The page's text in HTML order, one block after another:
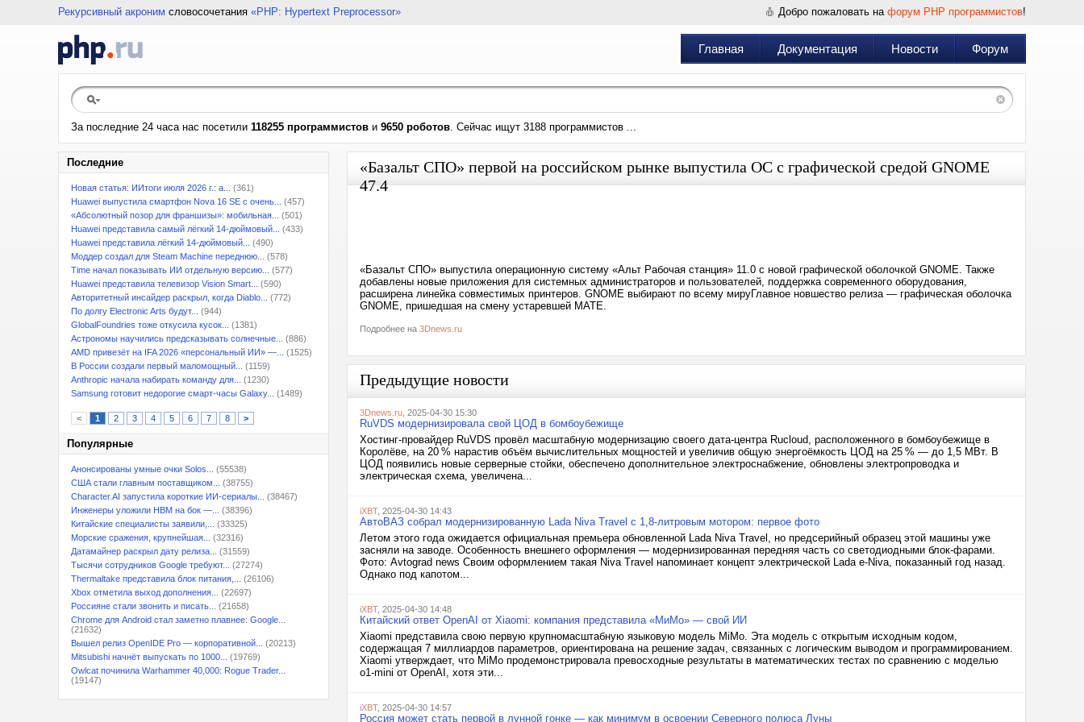
Рекурсивный акроним словосочетания «PHP: Hypertext Preprocessor» Добро пожаловать на форум PHP программистов!
Главная Документация Новости Форум
За последние 24 часа нас посетили 118255 программистов и 9650 роботов. Сейчас ищут 3188 программистов ...
Последние
Новая статья: ИИтоги июля 2026 г.: а...
(361)
Huawei выпустила смартфон Nova 16 SE с очень...
(457)
«Абсолютный позор для франшизы»: мобильная...
(501)
Huawei представила самый лёгкий 14-дюймовый...
(433)
Huawei представила лёгкий 14-дюймовый...
(490)
Моддер создал для Steam Machine переднюю...
(578)
Time начал показывать ИИ отдельную версию...
(577)
Huawei представила телевизор Vision Smart...
(590)
Авторитетный инсайдер раскрыл, когда Diablo...
(772)
По долгу Electronic Arts будут...
(944)
GlobalFoundries тоже откусила кусок...
(1381)
Астрономы научились предсказывать солнечные...
(886)
AMD привезёт на IFA 2026 «персональный ИИ» —...
(1525)
В России создали первый маломощный...
(1159)
Anthropic начала набирать команду для...
(1230)
Samsung готовит недорогие смарт-часы Galaxy...
(1489)
< 1 2 3 4 5 6 7 8 >
Популярные
Анонсированы умные очки Solos...
(55538)
США стали главным поставщиком...
(38755)
Character.AI запустила короткие ИИ-сериалы...
(38467)
Инженеры уложили HBM на бок —...
(38396)
Китайские специалисты заявили,...
(33325)
Морские сражения, крупнейшая...
(32316)
Датамайнер раскрыл дату релиза...
(31559)
Тысячи сотрудников Google требуют...
(27274)
Thermaltake представила блок питания,...
(26106)
Xbox отметила выход дополнения...
(22697)
Россияне стали звонить и писать...
(21658)
Chrome для Android стал заметно плавнее: Google...
(21632)
Вышел релиз OpenIDE Pro — корпоративной...
(20213)
Mitsubishi начнёт выпускать по 1000...
(19769)
Owlcat починила Warhammer 40,000: Rogue Trader...
(19147)
«Базальт СПО» первой на российском рынке выпустила ОС с графической средой GNOME
47.4
«Базальт СПО» выпустила операционную систему «Альт Рабочая станция» 11.0 с новой графической оболочкой GNOME. Также
добавлены новые приложения для системных администраторов и пользователей, поддержка современного оборудования,
расширена линейка совместимых принтеров. GNOME выбирают по всему мируГлавное новшество релиза — графическая оболочка
GNOME, пришедшая на смену устаревшей MATE.
Подробнее на 3Dnews.ru
Предыдущие новости
3Dnews.ru , 2025-04-30 15:30
RuVDS модернизировала свой ЦОД в бомбоубежище
Хостинг-провайдер RuVDS провёл масштабную модернизацию своего дата-центра Rucloud, расположенного в бомбоубежище в
Королёве, на 20 % нарастив объём вычислительных мощностей и увеличив общую энергоёмкость ЦОД на 25 % — до 1,5 МВт. В
ЦОД появились новые серверные стойки, обеспечено дополнительное электроснабжение, обновлены электропроводка и
электрическая схема, увеличена...
iXBT, 2025-04-30 14:43
АвтоВАЗ собрал модернизированную Lada Niva Travel с 1,8-литровым мотором: первое фото
Летом этого года ожидается официальная премьера обновленной Lada Niva Travel, но предсерийный образец этой машины уже
засняли на заводе. Особенность внешнего оформления — модернизированная передняя часть со светодиодными блок-фарами.
Фото: Avtograd news Своим оформлением такая Niva Travel напоминает концепт электрической Lada e-Niva, показанный год назад.
Однако под капотом...
iXBT, 2025-04-30 14:48
Китайский ответ OpenAI от Xiaomi: компания представила «МиМо» — свой ИИ
Xiaomi представила свою первую крупномасштабную языковую модель MiMo. Эта модель с открытым исходным кодом,
содержащая 7 миллиардов параметров, ориентирована на решение задач, связанных с логическим выводом и программированием.
Xiaomi утверждает, что MiMo продемонстрировала превосходные результаты в математических тестах по сравнению с моделью
o1-mini от OpenAI, хотя эти...
iXBT, 2025-04-30 14:57
Россия может стать первой в лунной гонке — как минимум в освоении Северного полюса Луны